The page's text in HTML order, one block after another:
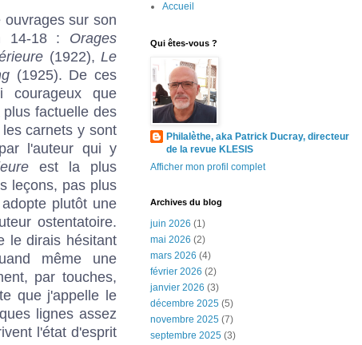
sur son
14-18 : Orages
(1922), Le
(1925). De ces
courageux que
factuelle des
carnets y sont
l'auteur qui y
est la plus
leçons, pas plus
plutôt une
ostentatoire.
le dirais hésitant
même une
par touches,
que j'appelle le
lignes assez
l'état d'esprit
Accueil
Qui êtes-vous ?
Philalèthe, aka Patrick Ducray, directeur
de la revue KLESIS
Afficher mon profil complet
Archives du blog
juin 2026 (1)
mai 2026 (2)
mars 2026 (4)
février 2026 (2)
janvier 2026 (3)
décembre 2025 (5)
novembre 2025 (7)
septembre 2025 (3)